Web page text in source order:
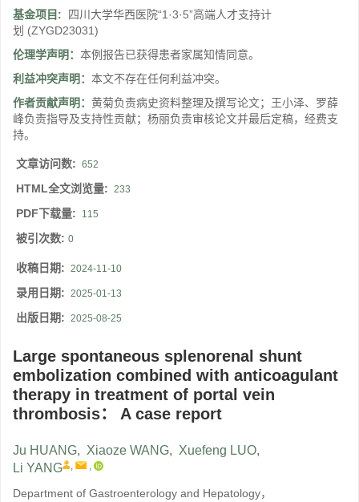
基金项目:
四川大学华西医院“1·3·5”高端人才支持计
划 (ZYGD23031)
伦理学声明： 本例报告已获得患者家属知情同意。
利益冲突声明： 本文不存在任何利益冲突。
作者贡献声明： 黄菊负责病史资料整理及撰写论文；王小泽、罗薛
峰负责指导及支持性贡献；杨丽负责审核论文并最后定稿，经费支
持。
文章访问数: 652
HTML全文浏览量: 233
PDF下载量: 115
被引次数: 0
收稿日期: 2024-11-10
录用日期: 2025-01-13
出版日期: 2025-08-25
Large spontaneous splenorenal shunt
embolization combined with anticoagulant
therapy in treatment of portal vein
thrombosis： A case report
Ju HUANG, Xiaoze WANG, Xuefeng LUO,
Li YANG
, ,
Department of Gastroenterology and Hepatology，